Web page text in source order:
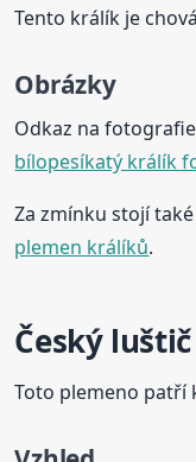
Tento králík je
Obrázky
Odkaz na
bílopesíkatý králík
Za zmínku stojí
plemen králíků.
Český
Toto plemeno patří